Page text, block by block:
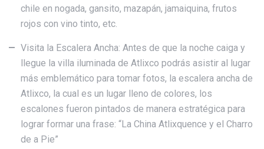
chile en nogada, gansito, mazapán, jamaiquina, frutos
rojos con vino tinto, etc.
Visita la Escalera Ancha: Antes de que la noche caiga y
llegue la villa iluminada de Atlixco podrás asistir al lugar
más emblemático para tomar fotos, la escalera ancha de
Atlixco, la cual es un lugar lleno de colores, los
escalones fueron pintados de manera estratégica para
lograr formar una frase: “La China Atlixquence y el Charro
de a Pie”